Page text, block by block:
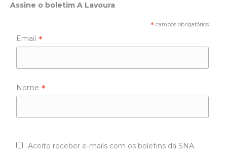
Assine o boletim A Lavoura
* campos obrigatórios
Email *
Nome *
Aceito receber e-mails com os boletins da SNA.